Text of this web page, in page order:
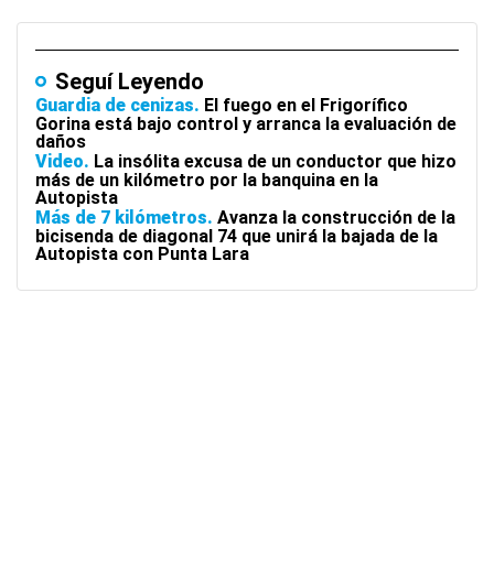
Seguí Leyendo
Guardia de cenizas El fuego en el Frigorífico
Gorina está bajo control y arranca la evaluación de
daños
Video La insólita excusa de un conductor que hizo
más de un kilómetro por la banquina en la
Autopista
Más de 7 kilómetros Avanza la construcción de la
bicisenda de diagonal 74 que unirá la bajada de la
Autopista con Punta Lara